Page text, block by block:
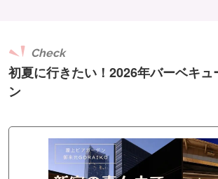
初夏に行きたい！2026年バーベキ
ン
Check